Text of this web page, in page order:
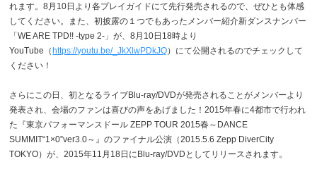
れます。8月10日より各プレイガイドにて先行発売されるので、ぜひとも体感
してください。また、初披露の１つでもあったメンバー紹介新ダンスナンバー
「WE ARE TPD!! -type 2-」が、8月10日18時より
YouTube（https://youtu.be/_JkXlwPDkJQ）にて公開されるのでチェックして
ください！
さらにこの日、初となるライブBlu-ray/DVDが発売されることがメンバーより
発表され、会場のファンは喜びの声をあげました！2015年春に4都市で行われ
た『東京パフォーマンスドール ZEPP TOUR 2015春～DANCE
SUMMIT“1×0”ver3.0～』のファイナル公演（2015.5.6 Zepp DiverCity
TOKYO）が、2015年11月18日にBlu-ray/DVDとしてリリースされます。